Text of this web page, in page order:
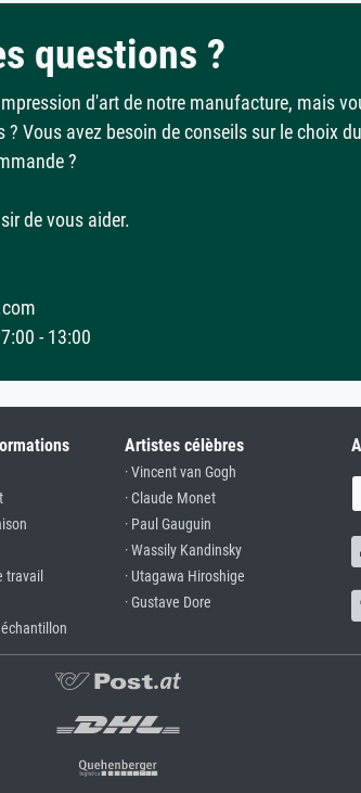
questions ?
d'art de notre manufacture, mais
? Vous avez besoin de conseils sur le choix du
?
de vous aider.
- 13:00
travail
Artistes célèbres
· Vincent van Gogh
· Claude Monet
· Paul Gauguin
· Wassily Kandinsky
· Utagawa Hiroshige
· Gustave Dore